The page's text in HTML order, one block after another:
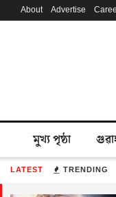
LATEST TRENDING
About Advertise
মুখ্য পৃষ্ঠা